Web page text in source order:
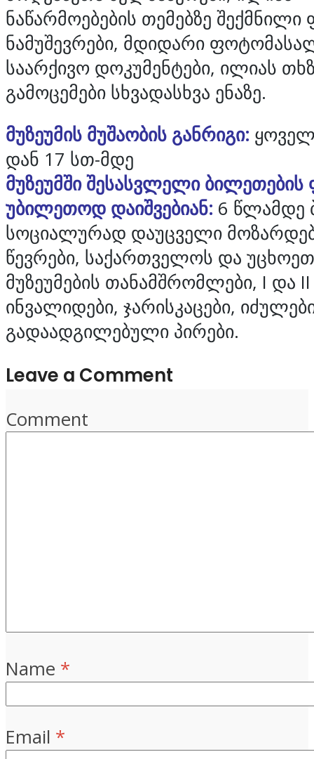
ნაწარმოებების თემებზე
ნამუშევრები, მდიდარი
საარქივო დოკუმენტები, ილიას
გამოცემები სხვადასხვა ენაზე.
მუზეუმის მუშაობის განრიგი:
დან 17 სთ-მდე
მუზეუმში შესასვლელი ბილეთების
უბილეთოდ დაიშვებიან: 6 წლამდე
სოციალურად დაუცველი
წევრები, საქართველოს და
მუზეუმების თანამშრომლები, I და
ინვალიდები, ჯარისკაცები,
გადაადგილებული პირები.
Leave a Comment
Comment
Name *
Email *